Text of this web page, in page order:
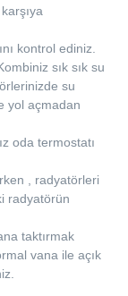
kontrol ediniz.
sık sık su
su
yol açmadan
oda termostatı
, radyatörleri
radyatörün
taktırmak
vana ile açık